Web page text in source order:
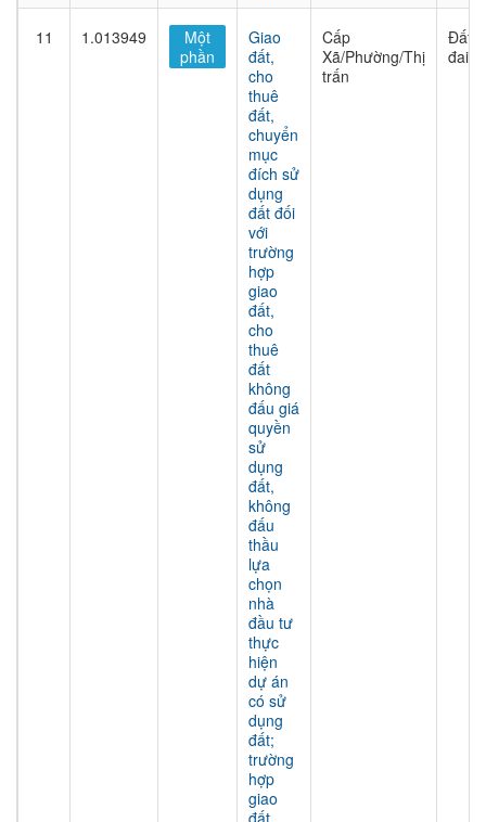
11 1.013949
Một
phần
Giao
đất,
cho
thuê
đất,
chuyển
mục
đích sử
dụng
đất đối
với
trường
hợp
giao
đất,
cho
thuê
đất
không
đấu giá
quyền
sử
dụng
đất,
không
đấu
thầu
lựa
chọn
nhà
đầu tư
thực
hiện
dự án
có sử
dụng
đất;
trường
hợp
giao
đất,
Cấp
Xã/Phường/Thị
trấn
Đất
đai